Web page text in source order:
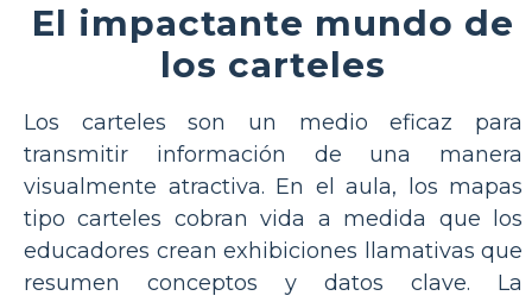
El impactante mundo de
los carteles
Los carteles son un medio eficaz para
transmitir información de una manera
visualmente atractiva. En el aula, los mapas
tipo carteles cobran vida a medida que los
educadores crean exhibiciones llamativas que
resumen conceptos y datos clave. La